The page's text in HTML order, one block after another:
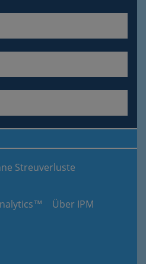
Streuverluste
Über IPM